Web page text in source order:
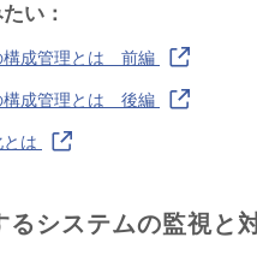
い：
構成管理とは 前編
構成管理とは 後編
は
るシステムの監視と